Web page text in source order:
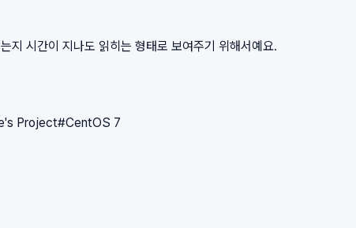
지 시간이 지나도 읽히는 형태로 보여주기 위해서예요.
Project#CentOS 7